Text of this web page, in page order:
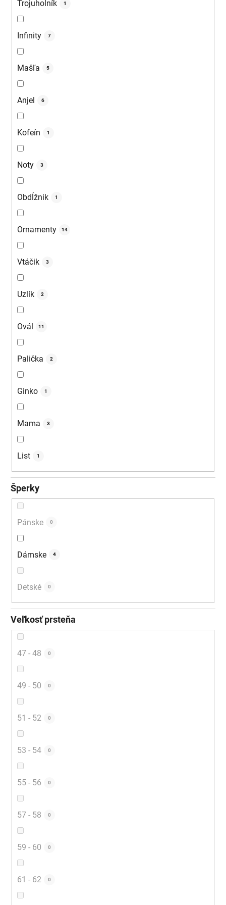
Trojuholník 1
Infinity 7
Mašľa 5
Anjel 6
Kofeín 1
Noty 3
Obdĺžnik 1
Ornamenty 14
Vtáčik 3
Uzlík 2
Ovál 11
Palička 2
Ginko 1
Mama 3
List 1
Šperky
Pánske 0
Dámske 4
Detské 0
Veľkosť prsteňa
47 - 48 0
49 - 50 0
51 - 52 0
53 - 54 0
55 - 56 0
57 - 58 0
59 - 60 0
61 - 62 0